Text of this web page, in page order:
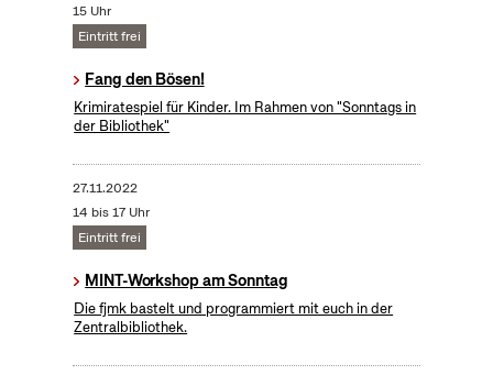
15 Uhr
Eintritt frei
Fang den Bösen!
Krimiratespiel für Kinder. Im Rahmen von "Sonntags in
der Bibliothek"
27.11.2022
14 bis 17 Uhr
Eintritt frei
MINT-Workshop am Sonntag
Die fjmk bastelt und programmiert mit euch in der
Zentralbibliothek.